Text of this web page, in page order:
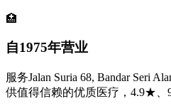
🏥
自1975年营业
服务Jalan Suria 68, Bandar Seri
供值得信赖的优质医疗，4.9★、